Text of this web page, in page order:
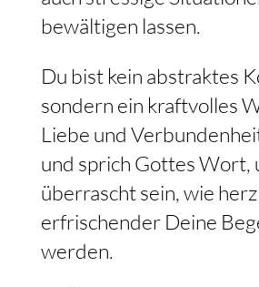
bewältigen lassen.
Du bist kein abstraktes
sondern ein kraftvolles
Liebe und
und sprich Gottes Wort,
überrascht sein, wie
erfrischender Deine
werden.